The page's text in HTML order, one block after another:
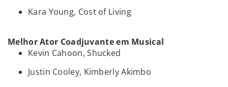
Kara Young, Cost of Living
Melhor Ator Coadjuvante em Musical
Kevin Cahoon, Shucked
Justin Cooley, Kimberly Akimbo